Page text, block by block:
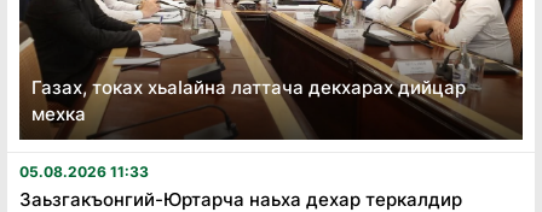
Газах, токах хьаӏайна латтача декхарах дийцар
мехка
05.08.2026 11:33
Заьзгакъонгий-Юртарча наьха дехар теркалдир